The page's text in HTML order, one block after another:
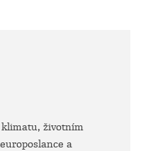
klimatu, životním
a